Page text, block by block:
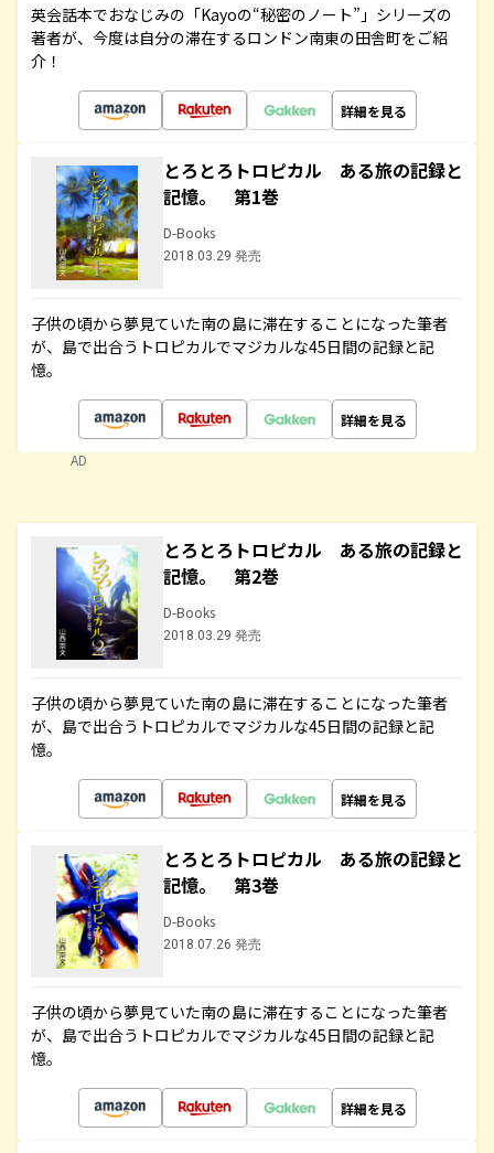
英会話本でおなじみの「Kayoの“秘密のノート”」シリーズの
著者が、今度は自分の滞在するロンドン南東の田舎町をご紹
介！
詳細を見る
とろとろトロピカル ある旅の記録と
記憶。 第1巻
D-Books
2018.03.29 発売
子供の頃から夢見ていた南の島に滞在することになった筆者
が、島で出合うトロピカルでマジカルな45日間の記録と記
憶。
詳細を見る
AD
とろとろトロピカル ある旅の記録と
記憶。 第2巻
D-Books
2018.03.29 発売
子供の頃から夢見ていた南の島に滞在することになった筆者
が、島で出合うトロピカルでマジカルな45日間の記録と記
憶。
詳細を見る
とろとろトロピカル ある旅の記録と
記憶。 第3巻
D-Books
2018.07.26 発売
子供の頃から夢見ていた南の島に滞在することになった筆者
が、島で出合うトロピカルでマジカルな45日間の記録と記
憶。
詳細を見る